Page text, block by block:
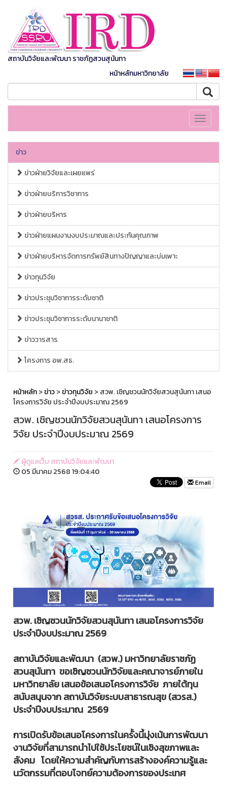
สถาบันวิจัยและพัฒนา ราชภัฏสวนสุนันทา
หน้าหลักมหาวิทยาลัย
Toggle
ข่าว
ข่าวฝ่ายวิจัยและเผยแพร่
ข่าวฝ่ายบริการวิชาการ
ข่าวฝ่ายบริหาร
ข่าวฝ่ายแผนงานงบประมาณและประกันคุณภาพ
ข่าวฝ่ายบริหารจัดการทรัพย์สินทางปัญญาและบ่มเพาะ
ข่าวทุนวิจัย
ข่าวประชุมวิชาการระดับชาติ
ข่าวประชุมวิชาการระดับนานาชาติ
ข่าววารสาร
โครงการ อพ.สธ.
หน้าหลัก>ข่าว>ข่าวทุนวิจัย > สวพ. เชิญชวนนักวิจัยสวนสุนันทา เสนอ
โครงการวิจัย ประจำปีงบประมาณ 2569
สวพ. เชิญชวนนักวิจัยสวนสุนันทา เสนอโครงการ
วิจัย ประจำปีงบประมาณ 2569
ผู้ดูแลเว็บ สถาบันวิจัยและพัฒนา
05 มีนาคม 2568 19:04:40
Email
สวพ. เชิญชวนนักวิจัยสวนสุนันทา เสนอโครงการวิจัย
ประจำปีงบประมาณ 2569
สถาบันวิจัยและพัฒนา (สวพ.) มหาวิทยาลัยราชภัฏ
สวนสุนันทา ขอเชิญชวนนักวิจัยและคณาจารย์ภายใน
มหาวิทยาลัย เสนอข้อเสนอโครงการวิจัย ภายใต้ทุน
สนับสนุนจาก สถาบันวิจัยระบบสาธารณสุข (สวรส.)
ประจำปีงบประมาณ 2569
การเปิดรับข้อเสนอโครงการในครั้งนี้มุ่งเน้นการพัฒนา
งานวิจัยที่สามารถนำไปใช้ประโยชน์ในเชิงสุขภาพและ
สังคม โดยให้ความสำคัญกับการสร้างองค์ความรู้และ
นวัตกรรมที่ตอบโจทย์ความต้องการของประเทศ